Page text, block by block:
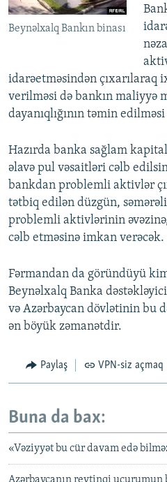
Beynəlxalq Bankın binası
idarəetməsindən çıxarılaraq
verilməsi də bankın maliyyə
dayanıqlığının təmin
Hazırda banka sağlam
əlavə pul vəsaitləri cəlb
bankdan problemli aktivlər
tətbiq edilən düzgün,
problemli aktivlərinin
cəlb etməsinə imkan verəcək.
Fərmandan da göründüyü
Beynəlxalq Banka
və Azərbaycan dövlətinin bu
ən böyük zəmanətdir.
Paylaş VPN-siz açmaq
Buna da bax:
«Vəziyyət bu cür davam edə